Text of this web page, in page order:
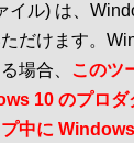
イル) は、
だけます。
場合、
このツ
10 のプロダ
中に